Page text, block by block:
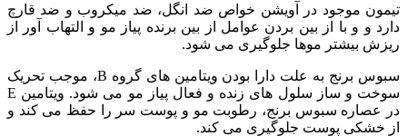
تیمون موجود در آویشن خواص ضد انگل، ضد میکروب و ضد قارچ
دارد و و با از بین بردن عوامل از بین برنده پیاز مو و التهاب آور از
ریزش بیشتر موها جلوگیری می شود.
سبوس برنج به علت دارا بودن ویتامین های گروه B، موجب تحریک
سوخت و ساز سلول های زنده و فعال پیاز مو می شود. ویتامین E
در عصاره سبوس برنج، رطوبت مو و پوست سر را حفظ می کند و
از خشکی پوست جلوگیری می کند.